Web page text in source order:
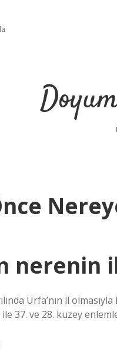
nerenin
Urfa’nın il
37. ve 28. kuzey